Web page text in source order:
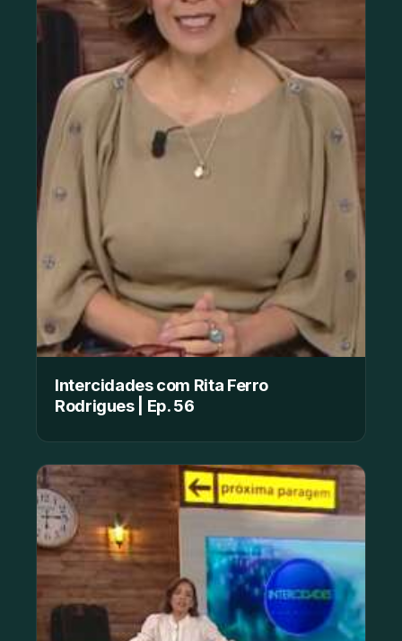
Intercidades com Rita Ferro
Rodrigues | Ep. 56